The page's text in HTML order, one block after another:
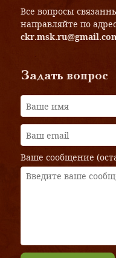
Все вопросы
направляйте по
Задать вопрос
Ваше сообщение